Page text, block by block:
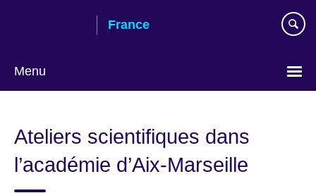
France
Menu
language
Ateliers scientifiques dans
l’académie d’Aix-Marseille